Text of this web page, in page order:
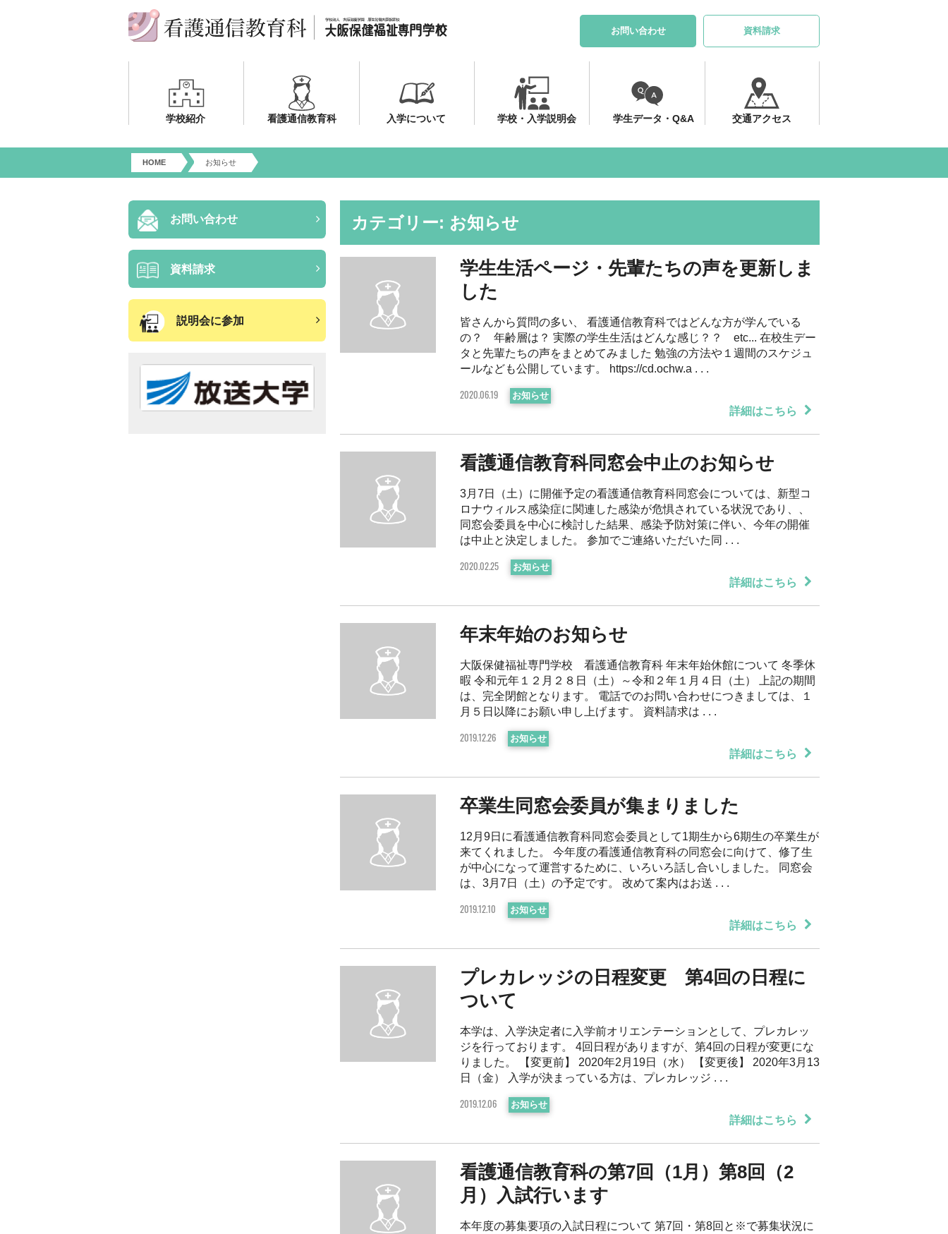
お問い合わせ 資料請求
学校紹介 看護通信教育科 入学について 学校・入学説明会 学生データ・Q&A 交通アクセス
HOME お知らせ
カテゴリー: お知らせ
学生生活ページ・先輩たちの声を更新しま
した
皆さんから質問の多い、 看護通信教育科ではどんな方が学んでいる
の？ 年齢層は？ 実際の学生生活はどんな感じ？？ etc... 在校生デー
タと先輩たちの声をまとめてみました 勉強の方法や１週間のスケジュ
ールなども公開しています。 https://cd.ochw.a . . .
2020.06.19 お知らせ
詳細はこちら
看護通信教育科同窓会中止のお知らせ
3月7日（土）に開催予定の看護通信教育科同窓会については、新型コ
ロナウィルス感染症に関連した感染が危惧されている状況であり、、
同窓会委員を中心に検討した結果、感染予防対策に伴い、今年の開催
は中止と決定しました。 参加でご連絡いただいた同 . . .
2020.02.25 お知らせ
詳細はこちら
年末年始のお知らせ
大阪保健福祉専門学校 看護通信教育科 年末年始休館について 冬季休
暇 令和元年１２月２８日（土）～令和２年１月４日（土） 上記の期間
は、完全閉館となります。 電話でのお問い合わせにつきましては、１
月５日以降にお願い申し上げます。 資料請求は . . .
2019.12.26 お知らせ
詳細はこちら
卒業生同窓会委員が集まりました
12月9日に看護通信教育科同窓会委員として1期生から6期生の卒業生が
来てくれました。 今年度の看護通信教育科の同窓会に向けて、修了生
が中心になって運営するために、いろいろ話し合いしました。 同窓会
は、3月7日（土）の予定です。 改めて案内はお送 . . .
2019.12.10 お知らせ
詳細はこちら
プレカレッジの日程変更 第4回の日程に
ついて
本学は、入学決定者に入学前オリエンテーションとして、プレカレッ
ジを行っております。 4回日程がありますが、第4回の日程が変更にな
りました。 【変更前】 2020年2月19日（水） 【変更後】 2020年3月13
日（金） 入学が決まっている方は、プレカレッジ . . .
2019.12.06 お知らせ
詳細はこちら
看護通信教育科の第7回（1月）第8回（2
月）入試行います
本年度の募集要項の入試日程について 第7回・第8回と※で募集状況に
お問い合わせ
資料請求
説明会に参加